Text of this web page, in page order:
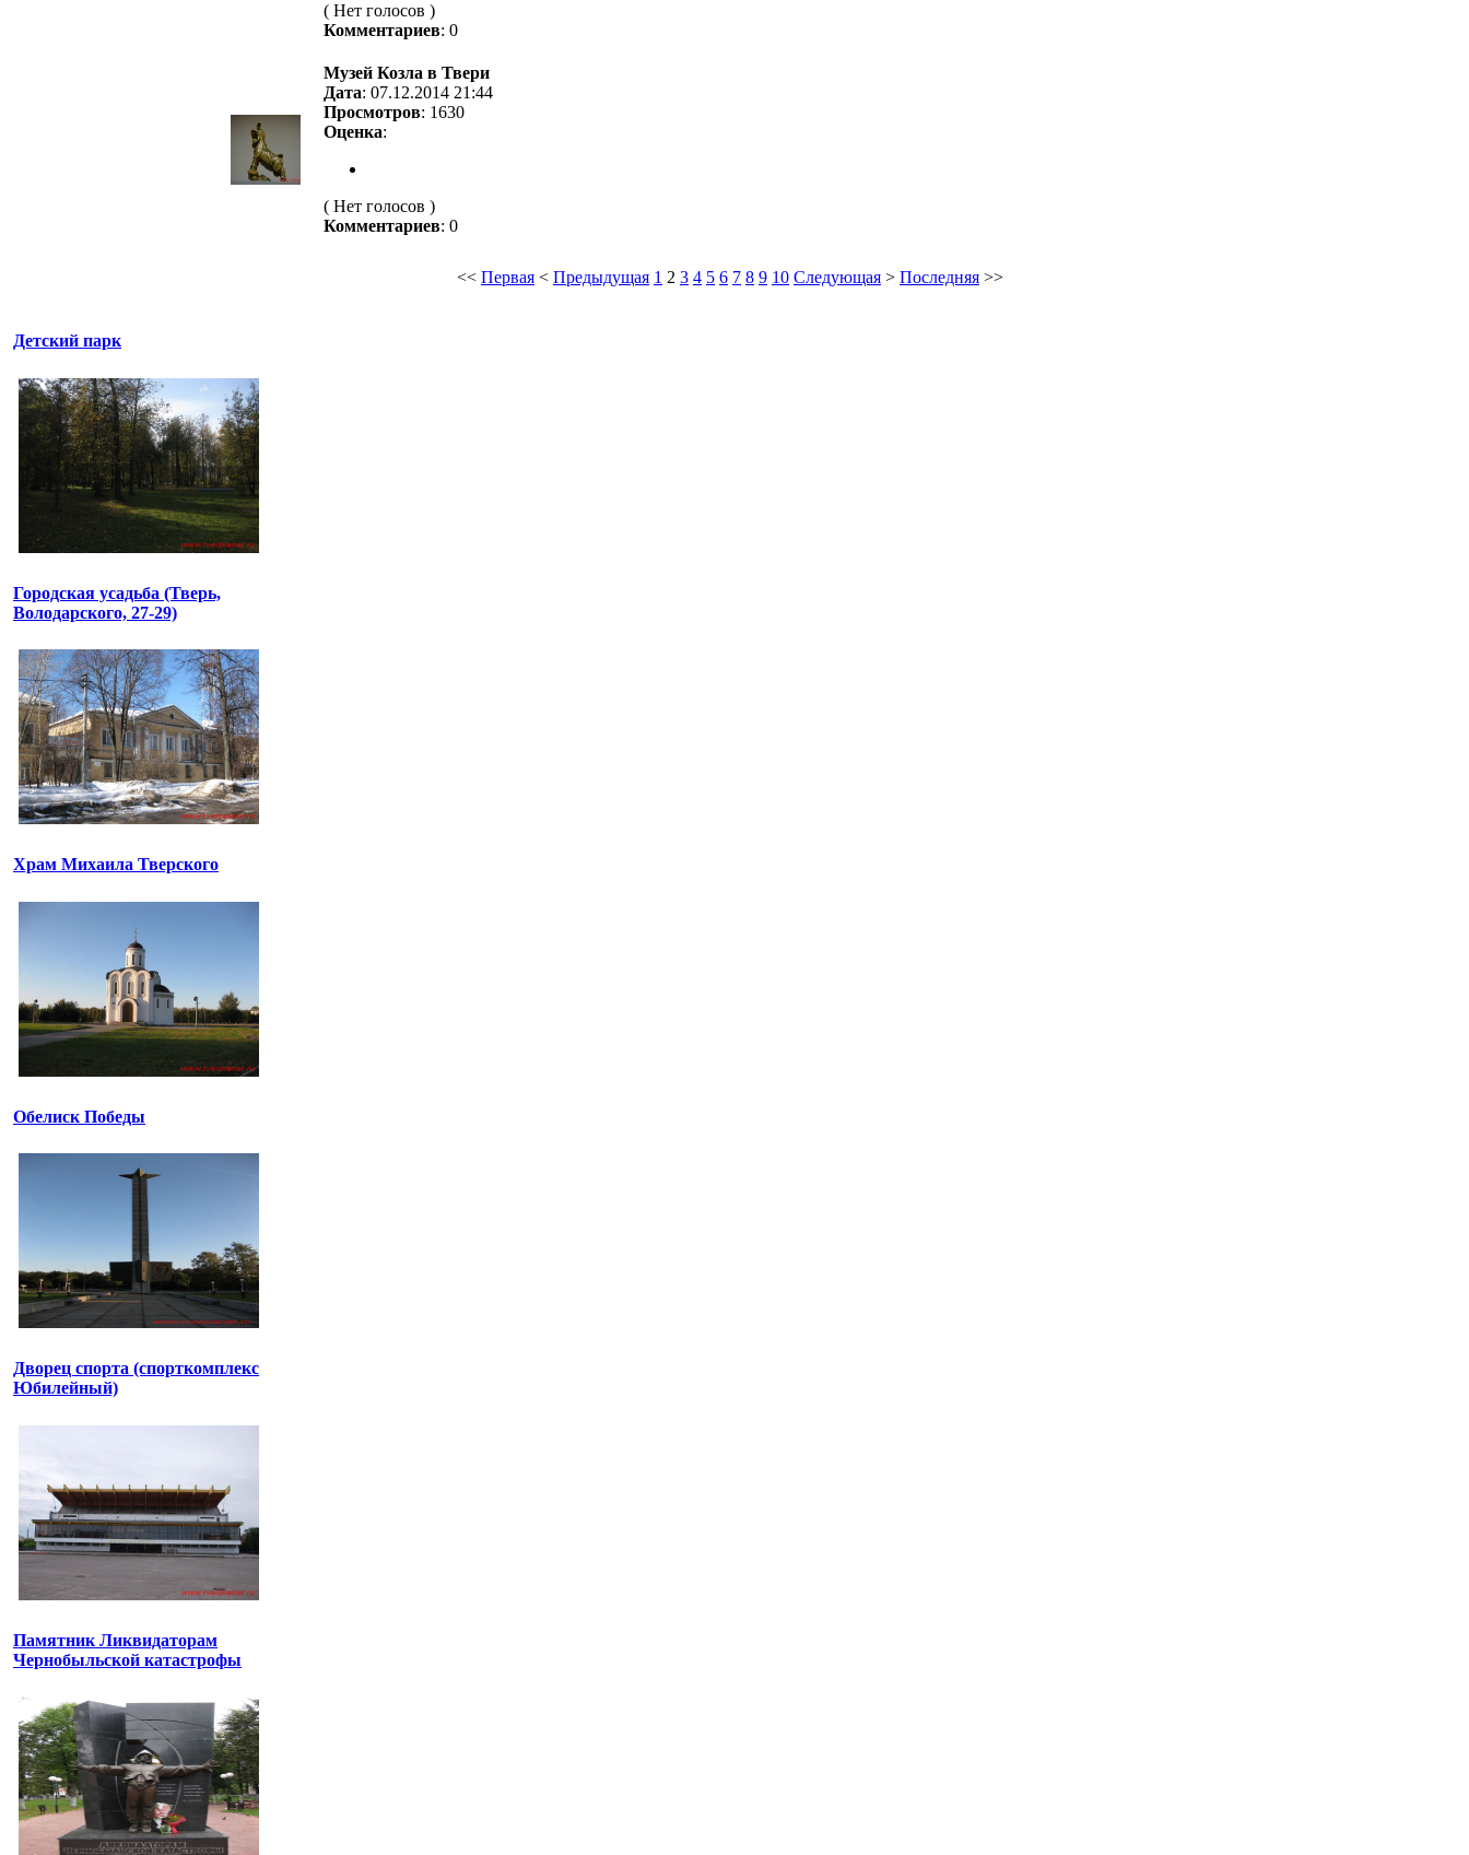
( Нет голосов )
Комментариев: 0
Музей Козла в Твери
Дата: 07.12.2014 21:44
Просмотров: 1630
Оценка:
( Нет голосов )
Комментариев: 0
<< Первая < Предыдущая 1 2 3 4 5 6 7 8 9 10 Следующая > Последняя >>
Детский парк
Городская усадьба (Тверь,
Володарского, 27-29)
Храм Михаила Тверского
Обелиск Победы
Дворец спорта (спорткомплекс
Юбилейный)
Памятник Ликвидаторам
Чернобыльской катастрофы